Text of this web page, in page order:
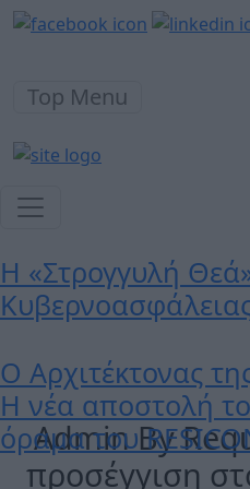
Top Menu
Η «Στρογγυλή
Ο Αρχιτέκτονας
Η νέα αποστολή
όραμα του
Admin By
προσέγγιση